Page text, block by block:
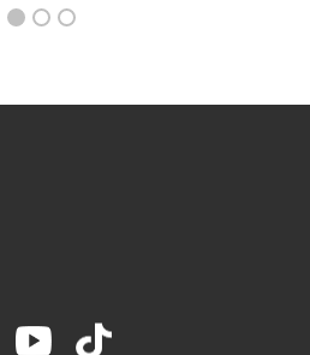
YouTube
TikTok